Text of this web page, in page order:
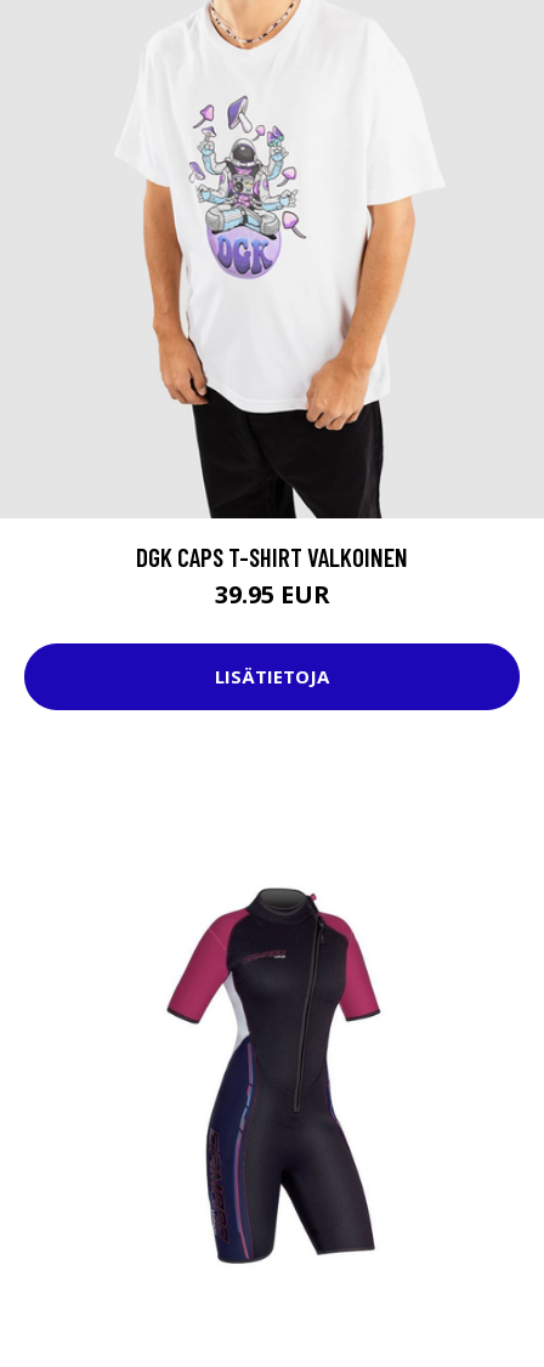
DGK CAPS T-SHIRT VALKOINEN
39.95 EUR
LISÄTIETOJA